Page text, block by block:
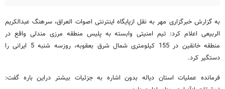
به گزارش خبرگزاری مهر به نقل ازپایگاه اینترنتی اصوات العراق، سرهنگ عبدالکریم
الربیعی اعلام کرد: تیم امنیتی وابسته به پلیس منطقه مرزی مندلی واقع در
منطقه خانقین در 155 کیلومتری شمال شرق بعقوبه، روزسه شنبه 5 ایرانی را
دستگیر کرد.
فرمانده عملیات استان دیاله بدون اشاره به جزئیات بیشتر دراین باره گفت: